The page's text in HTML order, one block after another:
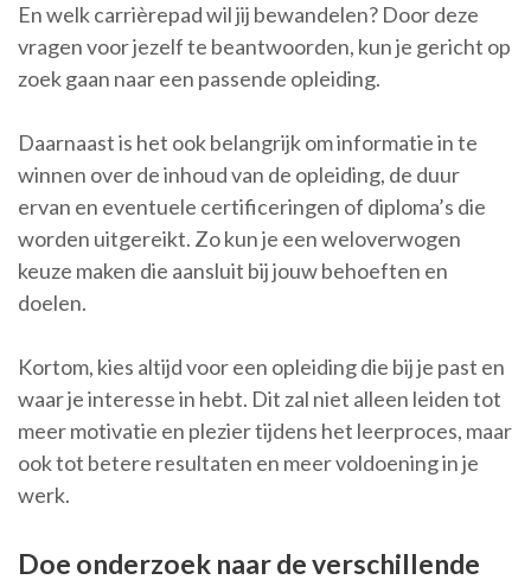
En welk carrièrepad wil jij bewandelen? Door deze
vragen voor jezelf te beantwoorden, kun je gericht op
zoek gaan naar een passende opleiding.
Daarnaast is het ook belangrijk om informatie in te
winnen over de inhoud van de opleiding, de duur
ervan en eventuele certificeringen of diploma’s die
worden uitgereikt. Zo kun je een weloverwogen
keuze maken die aansluit bij jouw behoeften en
doelen.
Kortom, kies altijd voor een opleiding die bij je past en
waar je interesse in hebt. Dit zal niet alleen leiden tot
meer motivatie en plezier tijdens het leerproces, maar
ook tot betere resultaten en meer voldoening in je
werk.
Doe onderzoek naar de verschillende